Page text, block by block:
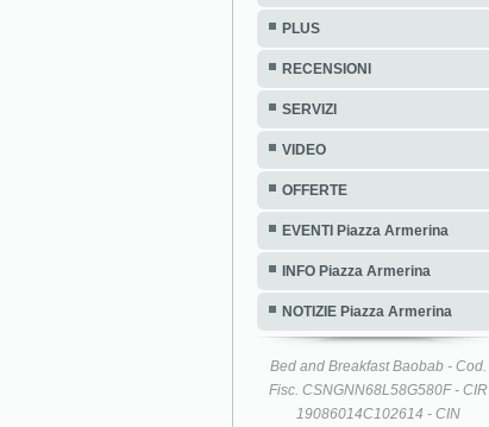
PLUS
RECENSIONI
SERVIZI
VIDEO
OFFERTE
EVENTI Piazza Armerina
INFO Piazza Armerina
NOTIZIE Piazza Armerina
Bed and Breakfast Baobab - Cod.
Fisc. CSNGNN68L58G580F - CIR
19086014C102614 - CIN